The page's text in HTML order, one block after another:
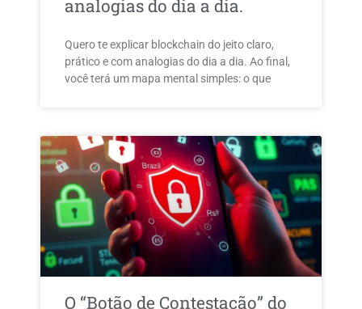
analogias do dia a dia.
Quero te explicar blockchain do jeito claro,
prático e com analogias do dia a dia. Ao final,
você terá um mapa mental simples: o que
O “Botão de Contestação” do